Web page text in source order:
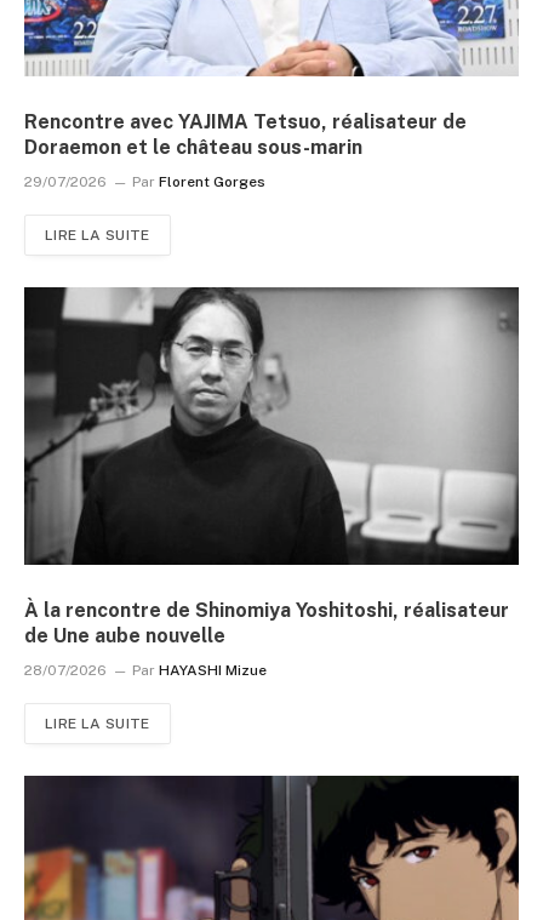
Rencontre avec YAJIMA Tetsuo, réalisateur de
Doraemon et le château sous-marin
29/07/2026 Par Florent Gorges
LIRE LA SUITE
À la rencontre de Shinomiya Yoshitoshi, réalisateur
de Une aube nouvelle
28/07/2026 Par HAYASHI Mizue
LIRE LA SUITE